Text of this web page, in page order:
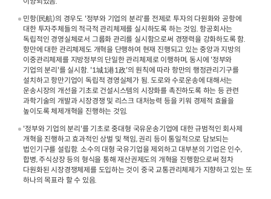
민항(民航)의 경우도 '정부와 기업의 분리'를 전제로 투자의 다원화와 공항에
대한 투자주체들의 적극적 관리체제를 실시하도록 하는 것임. 항공회사는
독립적인 경영실체로서 그룹화 관리를 실시함으로써 경쟁력을 강화하도록 함.
항만에 대한 관리체제도 개혁을 단행하여 현재 진행되고 있는 중앙과 지방의
이중관리체제를 지방정부의 단일한 관리체제로 이행하며, 동시에 '정부와
기업의 분리'를 실시함. '1城1港1政'의 원칙에 따라 항만의 행정관리기구를
설치하고 항만기업이 독립적 경영실체가 됨. 도로와 수로운송에 대해서는
운송시장의 개선을 기초로 건설시스템의 시장화를 촉진하도록 하는 등 관련
과학기술의 개발과 시장경쟁 및 리스크 대처능력 등을 키워 경제적 효율을
높이도록 체제개혁을 진행하는 것임.
'정부와 기업의 분리'를 기초로 중대형 국유운송기업에 대한 규범적인 회사제
개혁을 진행하고 효과적인 상벌 및 책임, 권리 등이 통일적으로 담보되는
법인기구를 설립함. 소수의 대형 국유기업을 제외하고 대부분의 기업은 인수,
합병, 주식상장 등의 형식을 통해 재산권제도의 개혁을 진행함으로써 점차
다원화된 시장경쟁체제를 도입하는 것이 중국 교통관리체제가 지향하고 있는 또
하나의 목표라 할 수 있음.